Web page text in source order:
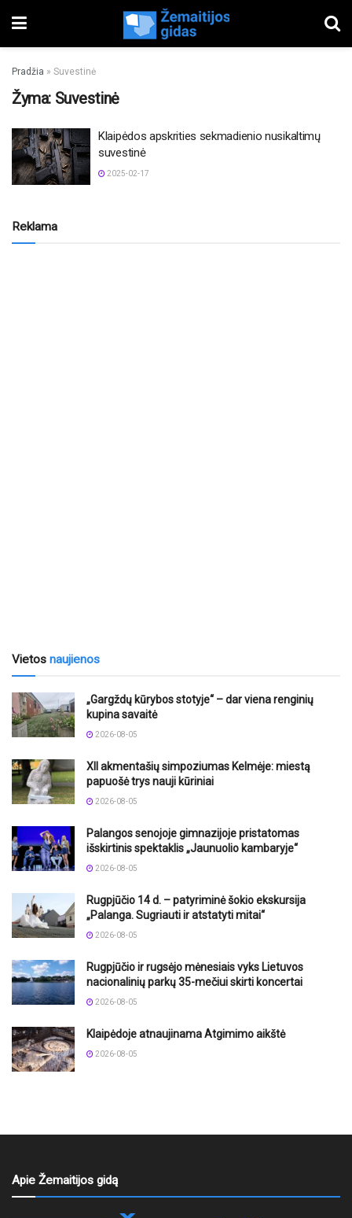
Pradžia » Suvestinė
Žyma: Suvestinė
Klaipėdos apskrities sekmadienio nusikaltimų
suvestinė
2025-02-17
Reklama
Vietos naujienos
„Gargždų kūrybos stotyje“ – dar viena renginių
kupina savaitė
2026-08-05
XII akmentašių simpoziumas Kelmėje: miestą
papuošė trys nauji kūriniai
2026-08-05
Palangos senojoje gimnazijoje pristatomas
išskirtinis spektaklis „Jaunuolio kambaryje“
2026-08-05
Rugpjūčio 14 d. – patyriminė šokio ekskursija
„Palanga. Sugriauti ir atstatyti mitai“
2026-08-05
Rugpjūčio ir rugsėjo mėnesiais vyks Lietuvos
nacionalinių parkų 35-mečiui skirti koncertai
2026-08-05
Klaipėdoje atnaujinama Atgimimo aikštė
2026-08-05
Apie Žemaitijos gidą